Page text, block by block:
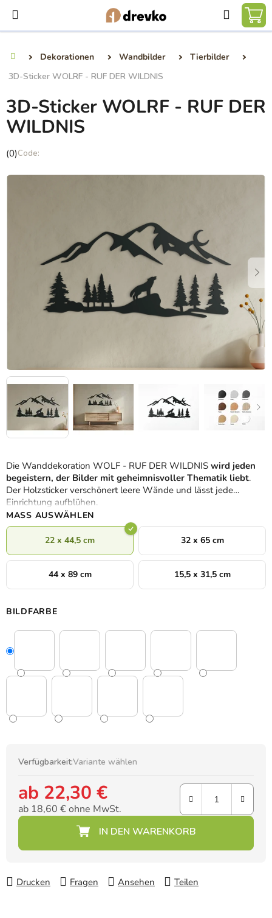
Inhalt
springen
Suchen
Dekorationen Wandbilder
Tierbilder
3D-Sticker WOLRF - RUF DER WILDNIS
Die Wanddekoration WOLF - RUF DER WILDNIS wird jeden
begeistern, der Bilder mit geheimnisvoller Thematik liebt.
Der Holzsticker verschönert leere Wände und lässt jede
Einrichtung aufblühen.
MASS AUSWÄHLEN
22 x 44,5 cm 32 x 65 cm
44 x 89 cm 15,5 x 31,5 cm
BILDFARBE
Verfügbarkeit:Variante wählen
ab 22,30 €
ab 18,60 €ohne MwSt.
Drucken Fragen Ansehen Teilen
3D-Sticker WOLRF - RUF DER
WILDNIS
Die
Produktbewertung
(0)